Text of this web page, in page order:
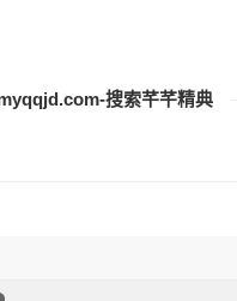
搜索芊芊精典